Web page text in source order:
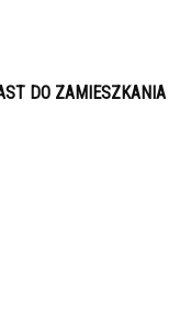
DO ZAMIESZKANIA